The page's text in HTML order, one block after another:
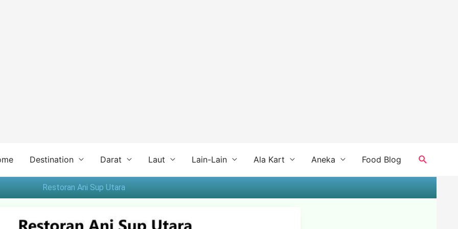
Destination Darat Laut Lain-Lain Ala Kart Aneka Food Blog Search
Restoran Ani Sup Utara